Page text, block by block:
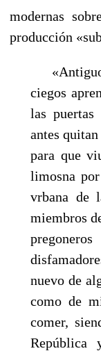
modernas
producción
«Antiguo
ciegos
las
antes
para que
limosna
vrbana de
miembros
nuevo de
como de
comer,